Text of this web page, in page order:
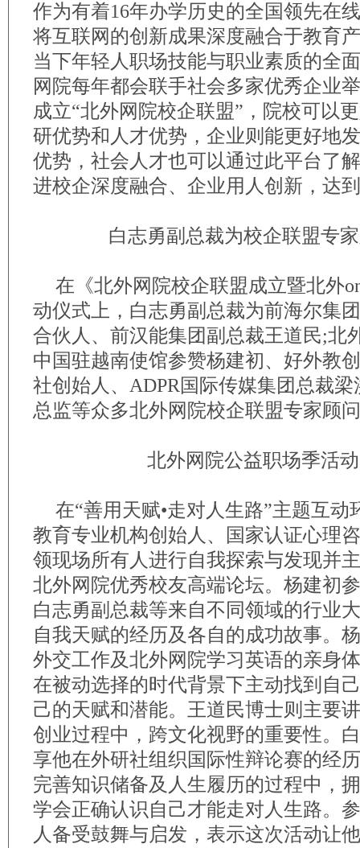
作为有着16年办学历史的全国领先在
将互联网的创新成果深度融合于教育
当下年轻人职场技能与职业素质的全
网院每年都会联手社会多家优秀企业
成立“北外网院校企联盟”，院校可以
研优势和人才优势，企业则能更好地
优势，社会人才也可以通过此平台了
进校企深度融合、企业用人创新，达
白志勇副总裁为校企联盟专
在《北外网院校企联盟成立暨北外
动仪式上，白志勇副总裁为前海尔集
合伙人、前汉能集团副总裁王道民;北
中国驻越南使馆参赞杨建初、好外教
社创始人、ADPR国际传媒集团总裁
总监等众多北外网院校企联盟专家顾
北外网院公益职场季活
在“善用天赋•走对人生路”主题互
教育专业机构创始人、国家认证心理
领现场所有人进行自我探索与发现并
北外网院优秀校友高端论坛。杨建初
白志勇副总裁等来自不同领域的行业
自我天赋的经历及各自的成功故事。
外交工作及北外网院学习英语的亲身
在被动选择的时代背景下主动找到自
己的天赋和潜能。王道民博士则主要
创业过程中，跨文化视野的重要性。
享他在外研社组织国际性辩论赛的经
完善知识储备及人生履历的过程中，
学会正确认识自己才能走对人生路。
人备受鼓舞与启发，表示这次活动让